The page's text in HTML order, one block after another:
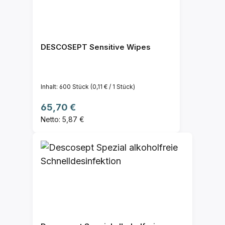
DESCOSEPT Sensitive Wipes
Inhalt: 600 Stück (0,11 € / 1 Stück)
Regulärer Preis:
65,70 €
Netto: 5,87 €